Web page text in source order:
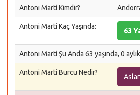
Antoni Martí Kimdir?
Antoni Martí Kaç Yaşında:
63
Antoni Martí Şu Anda 63 yaşında, 0
Antoni Martí Burcu Nedir?